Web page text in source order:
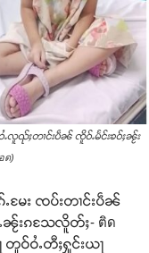
လူၺ်ႈတၢင်းပဵၼ် ၸိူဝ်ႉမႅင်းၶဝ်ႈၼႂ်း
ด)
မႄး ၸပ်းတၢင်းပဵၼ်
ၼႂ်းၵသႄလိူတ်ႈ- ติด
တူဝ်ဝႆႉတီႈႁူင်းယႃ